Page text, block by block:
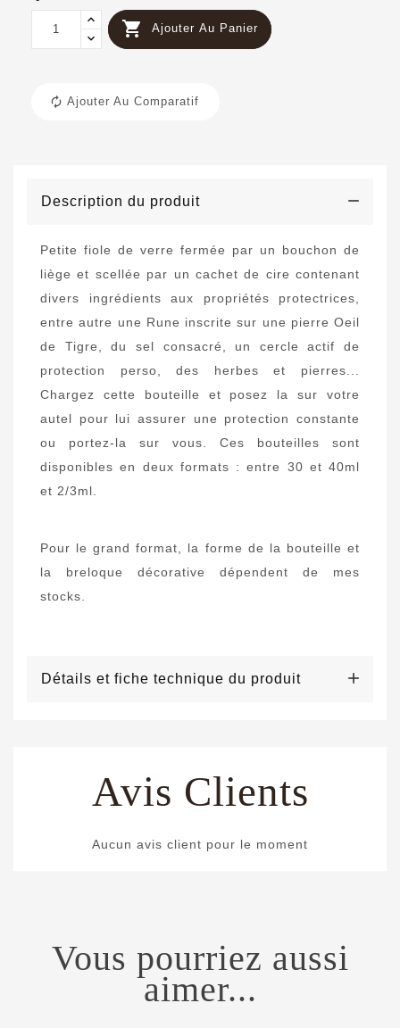
 Ajouter Au Panier
Ajouter Au Comparatif
Description du produit
Petite fiole de verre fermée par un bouchon de
liège et scellée par un cachet de cire contenant
divers ingrédients aux propriétés protectrices,
entre autre une Rune inscrite sur une pierre Oeil
de Tigre, du sel consacré, un cercle actif de
protection perso, des herbes et pierres...
Chargez cette bouteille et posez la sur votre
autel pour lui assurer une protection constante
ou portez-la sur vous. Ces bouteilles sont
disponibles en deux formats : entre 30 et 40ml
et 2/3ml.
Pour le grand format, la forme de la bouteille et
la breloque décorative dépendent de mes
stocks.
Détails et fiche technique du produit
Avis Clients
Aucun avis client pour le moment
Vous pourriez aussi
aimer...